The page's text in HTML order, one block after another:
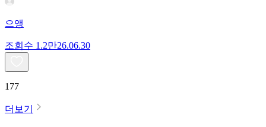
으앵
조회수 1.2만26.06.30
177
더보기